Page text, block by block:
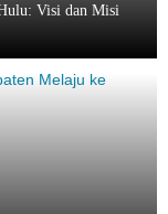
Visi dan Misi